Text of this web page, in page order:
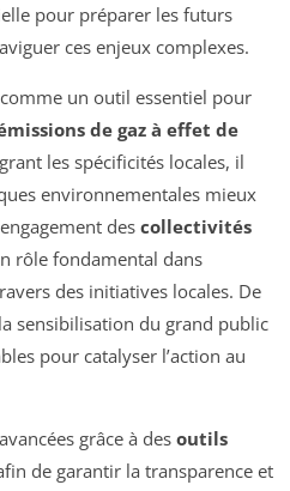
pour préparer les futurs
ces enjeux complexes.
comme un outil essentiel pour
de gaz à effet de
les spécificités locales, il
environnementales mieux
des collectivités
rôle fondamental dans
des initiatives locales. De
sensibilisation du grand public
pour catalyser l’action au
grâce à des outils
de garantir la transparence et